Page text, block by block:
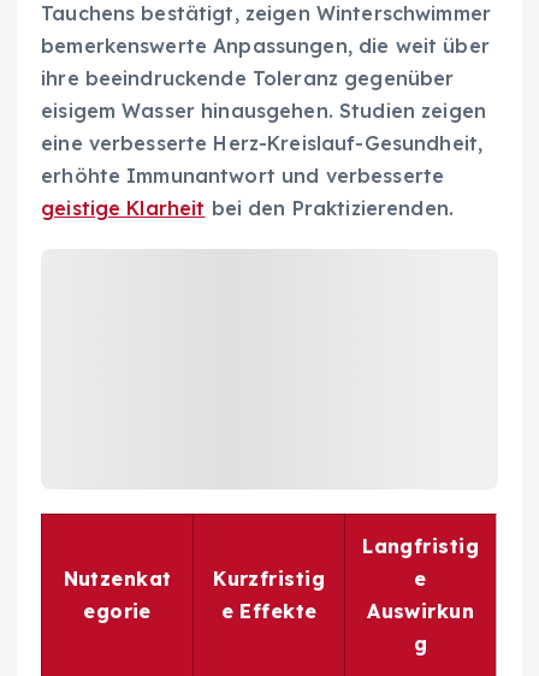
Tauchens bestätigt, zeigen Winterschwimmer
bemerkenswerte Anpassungen, die weit über
ihre beeindruckende Toleranz gegenüber
eisigem Wasser hinausgehen. Studien zeigen
eine verbesserte Herz-Kreislauf-Gesundheit,
erhöhte Immunantwort und verbesserte
geistige Klarheit bei den Praktizierenden.
Nutzenkat
egorie
Kurzfristig
e Effekte
Langfristig
e
Auswirkun
g